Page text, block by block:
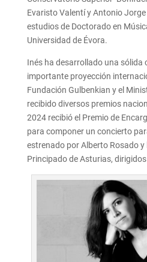
Evaristo Valentí y Antonio
estudios de Doctorado en
Universidad de Évora.
Inés ha desarrollado una sólida
importante proyección
Fundación Gulbenkian y el
recibido diversos premios
2024 recibió el Premio de
para componer un concierto
estrenado por Alberto Rosado y
Principado de Asturias,